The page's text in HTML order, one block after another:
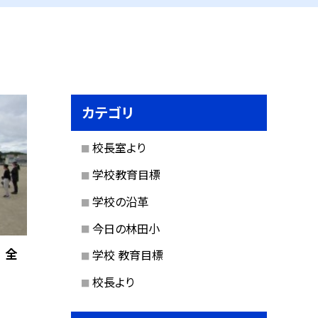
全
カテゴリ
校長室より
学校教育目標
学校の沿革
今日の林田小
学校 教育目標
校長より